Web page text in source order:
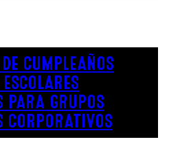
CUMPLEAÑOS
PARA GRUPOS
CORPORATIVOS